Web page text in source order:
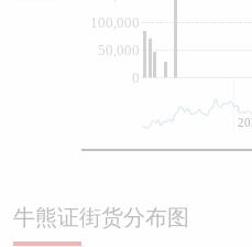
0
50,000
100,000
牛熊证街货分布图